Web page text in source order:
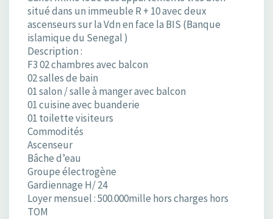
situé dans un immeuble R + 10 avec deux
ascenseurs sur la Vdn en face la BIS (Banque
islamique du Senegal )
Description :
F3 02 chambres avec balcon
02 salles de bain
01 salon / salle à manger avec balcon
01 cuisine avec buanderie
01 toilette visiteurs
Commodités
Ascenseur
Bâche d’eau
Groupe électrogène
Gardiennage H/ 24
Loyer mensuel : 500.000mille hors charges hors
TOM